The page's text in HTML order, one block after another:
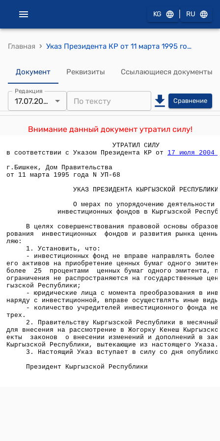
KG RU
Главная › Указ Президента КР от 11 марта 1995 года УП №68 "О мерах по упорядочению деятельности инвестиционных фондов в Кыргызской Республике"
Документ Реквизиты Ссылающиеся документы
Редакция
17.07.2004 Сравнение
Внимание данный документ утратил силу!